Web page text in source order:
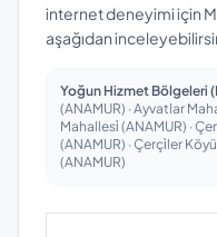
internet deneyimi için
aşağıdan
Yoğun Hizmet Bölgeleri
(ANAMUR) · Ayvatlar
Mahallesi̇ (ANAMUR) ·
(ANAMUR) · Çerçi̇ler
(ANAMUR)